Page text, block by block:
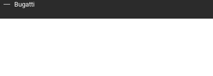
Bugatti